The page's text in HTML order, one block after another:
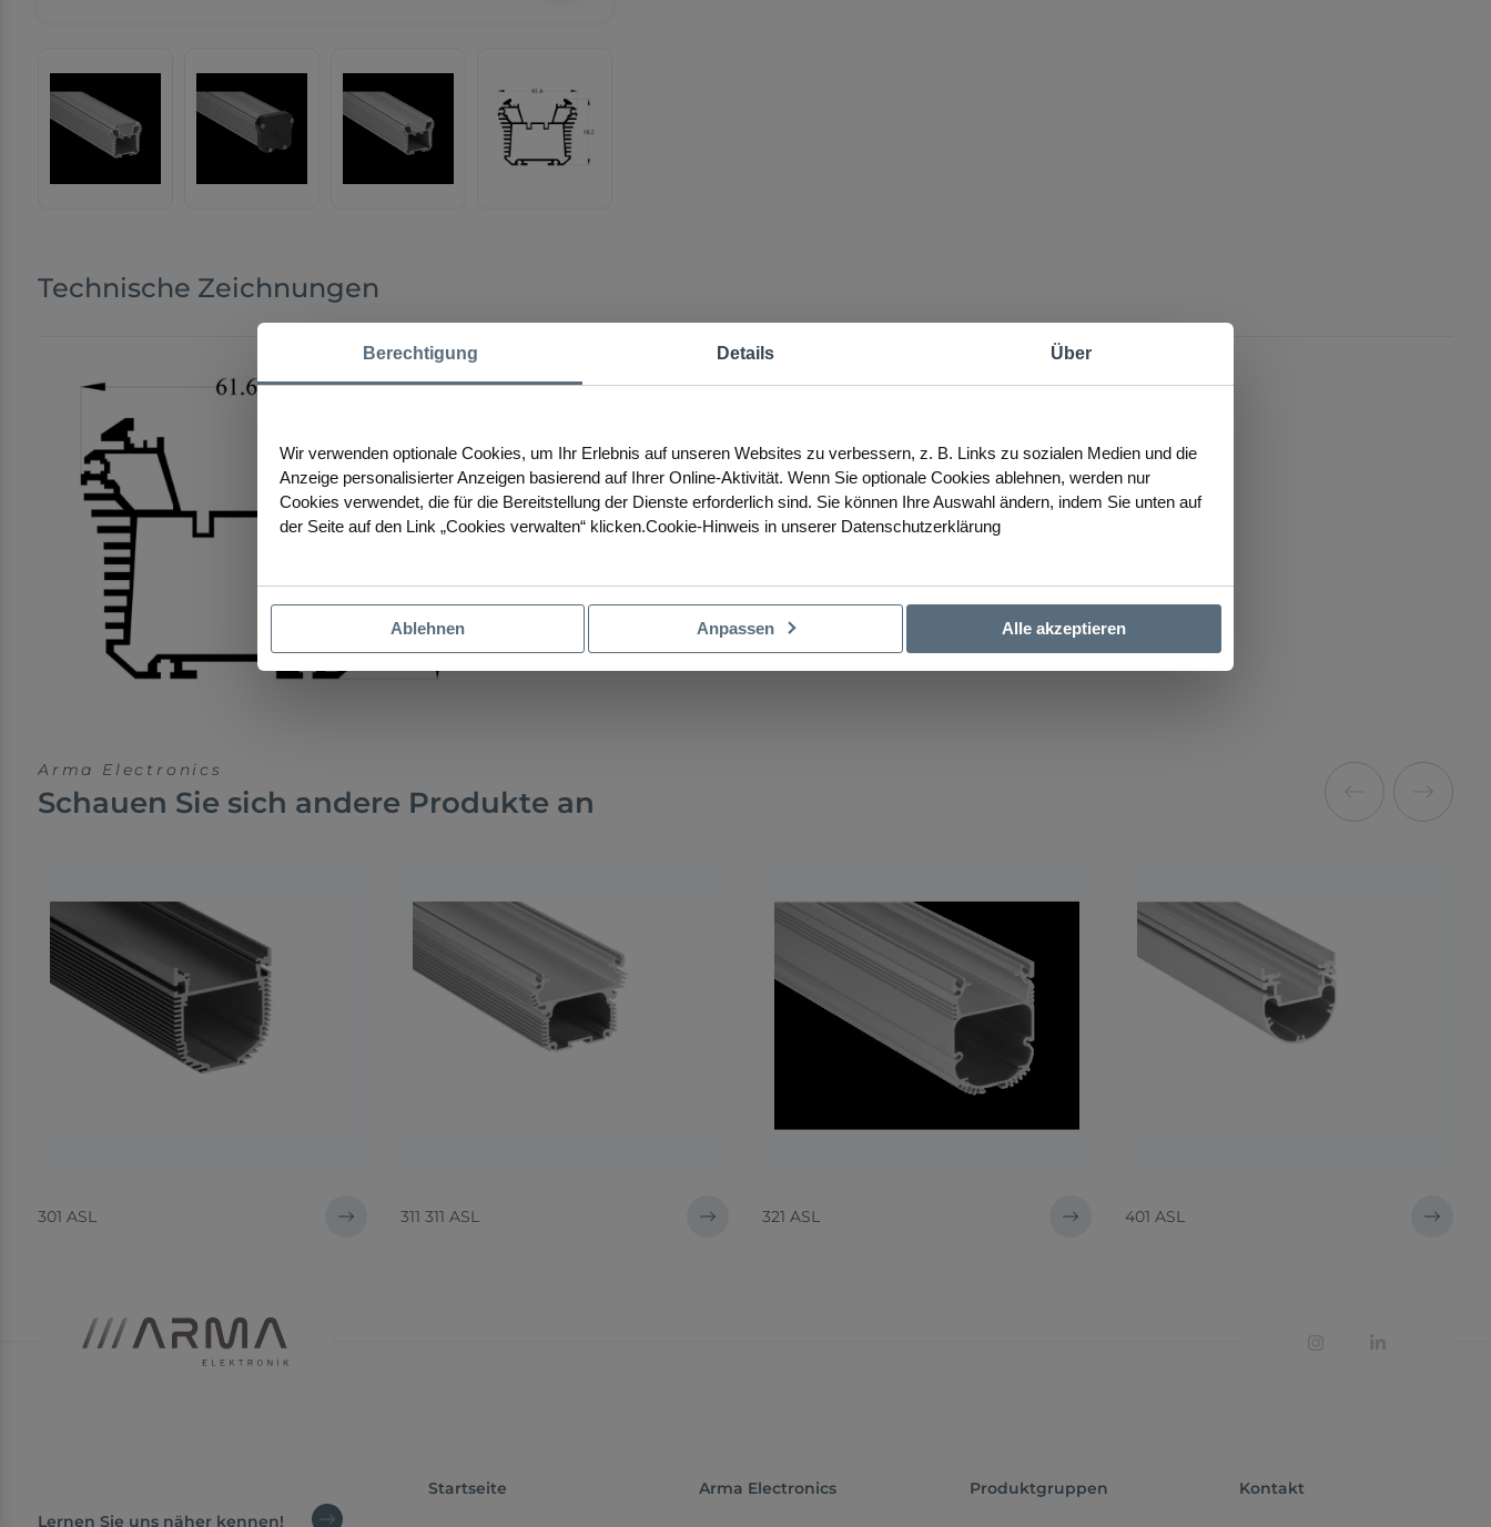
Technische Zeichnungen
Arma Electronics
Schauen Sie sich andere Produkte an
301 ASL 311 311 ASL 321 ASL 401 ASL
Lernen Sie uns näher kennen!
Startseite Arma Electronics Produktgruppen Kontakt
Berechtigung Details Über
Wir verwenden optionale Cookies, um Ihr Erlebnis auf unseren Websites zu verbessern, z. B. Links zu sozialen Medien und die
Anzeige personalisierter Anzeigen basierend auf Ihrer Online-Aktivität. Wenn Sie optionale Cookies ablehnen, werden nur
Cookies verwendet, die für die Bereitstellung der Dienste erforderlich sind. Sie können Ihre Auswahl ändern, indem Sie unten auf
der Seite auf den Link „Cookies verwalten“ klicken.Cookie-Hinweis in unserer Datenschutzerklärung
Ablehnen Anpassen Alle akzeptieren